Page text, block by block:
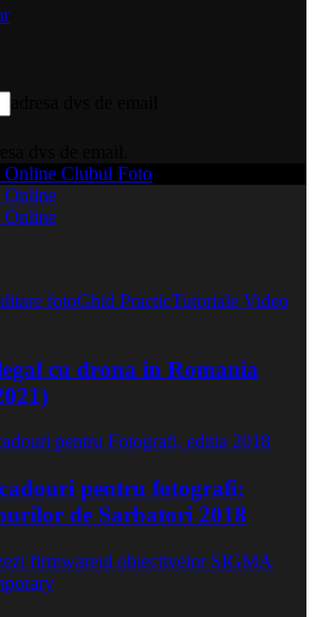
Clubul Foto
fotoGhid PracticTutoriale Video
cu drona in Romania
pentru fotografi:
de Sarbatori 2018